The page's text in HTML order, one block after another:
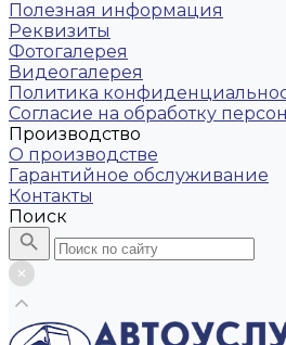
Полезная информация
Реквизиты
Фотогалерея
Видеогалерея
Политика
Согласие на обработку
Производство
О производстве
Гарантийное обслуживание
Контакты
Поиск